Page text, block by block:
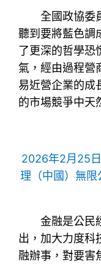
全國政協委
聽到要將藍色調
了更深的哲學恐
氣，經由過程營
易近營企業的成
的市場競爭中天
2026年2月25
理（中國）無
金融是公民
出，加大力度科
融辦事，對要害